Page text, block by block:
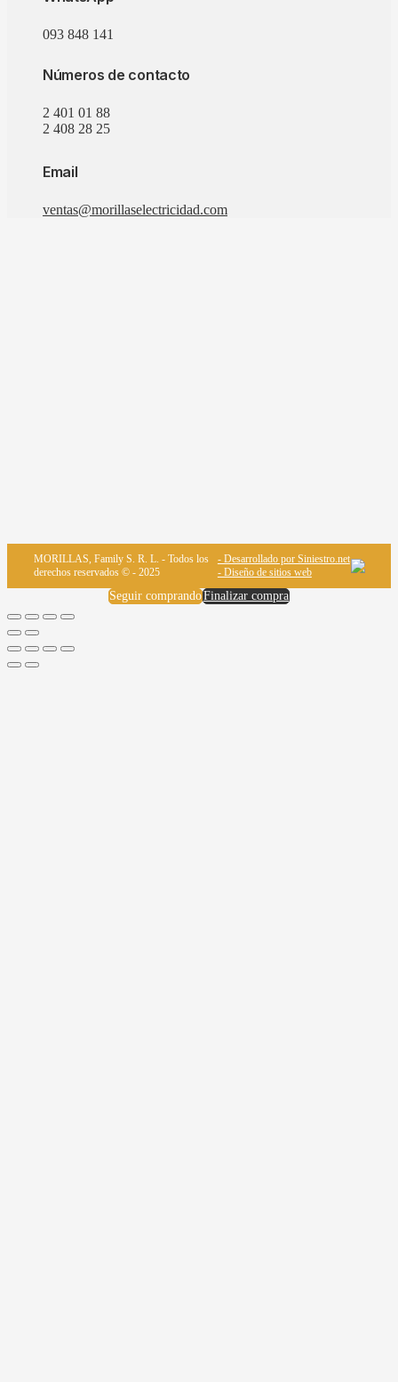
093 848 141
Números de contacto
2 401 01 88
2 408 28 25
Email
ventas@morillaselectricidad.com
MORILLAS, Family S. R. L. - Todos los
derechos reservados © - 2025
- Desarrollado por Siniestro.net
- Diseño de sitios web
Finalizar compra
Seguir comprando